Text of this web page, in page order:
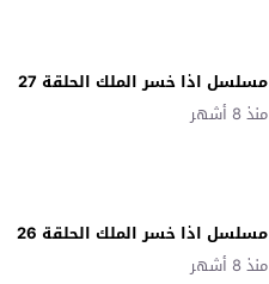
مسلسل اذا خسر الملك الحلقة 27
منذ 8 أشهر
مسلسل اذا خسر الملك الحلقة 26
منذ 8 أشهر